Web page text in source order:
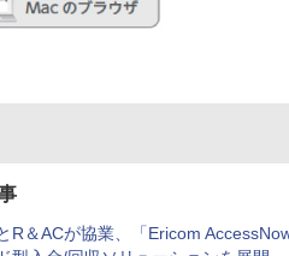
R＆ACが協業、「Ericom